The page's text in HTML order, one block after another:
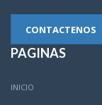
CONTACTENOS
PAGINAS
INICIO